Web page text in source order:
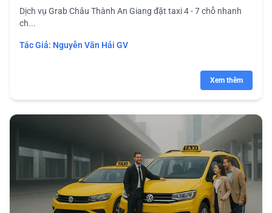
Dịch vụ Grab Châu Thành An Giang đặt taxi 4 - 7 chỗ nhanh
ch...
Tác Giả: Nguyễn Văn Hải GV
Xem thêm